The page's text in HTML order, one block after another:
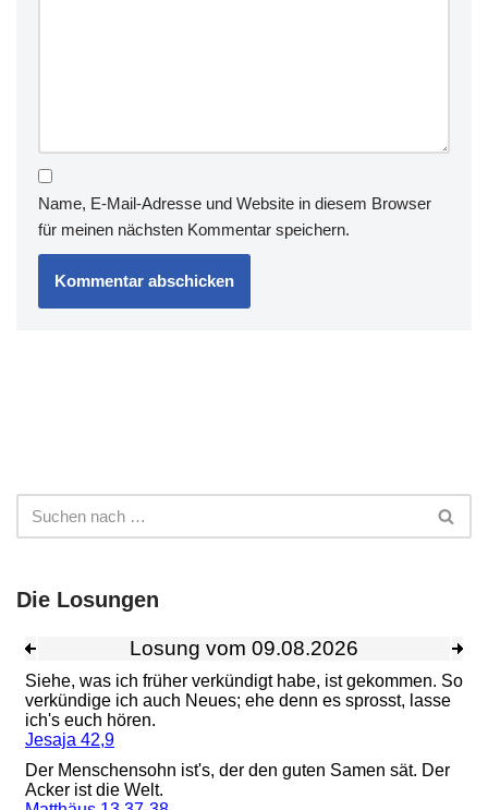
Name, E-Mail-Adresse und Website in diesem Browser
für meinen nächsten Kommentar speichern.
Die Losungen